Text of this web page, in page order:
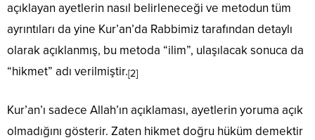
açıklayan ayetlerin nasıl belirleneceği ve metodun tüm
ayrıntıları da yine Kur’an’da Rabbimiz tarafından detaylı
olarak açıklanmış, bu metoda “ilim”, ulaşılacak sonuca da
“hikmet” adı verilmiştir.[2]
Kur’an’ı sadece Allah’ın açıklaması, ayetlerin yoruma açık
olmadığını gösterir. Zaten hikmet doğru hüküm demektir